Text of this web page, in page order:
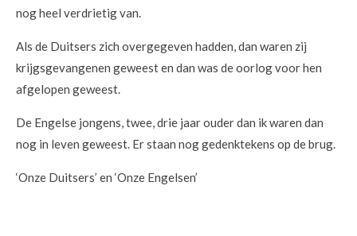
nog heel verdrietig van.
Als de Duitsers zich overgegeven hadden, dan waren zij
krijgsgevangenen geweest en dan was de oorlog voor hen
afgelopen geweest.
De Engelse jongens, twee, drie jaar ouder dan ik waren dan
nog in leven geweest. Er staan nog gedenktekens op de brug.
‘Onze Duitsers’ en ‘Onze Engelsen’